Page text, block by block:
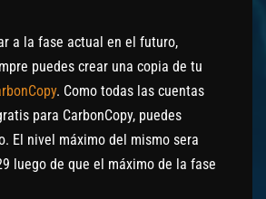
a la fase actual en el futuro,
puedes crear una copia de tu
. Como todas las cuentas
para CarbonCopy, puedes
El nivel máximo del mismo sera
luego de que el máximo de la fase